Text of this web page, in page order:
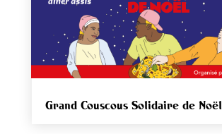
Grand Couscous Solidaire de Noël